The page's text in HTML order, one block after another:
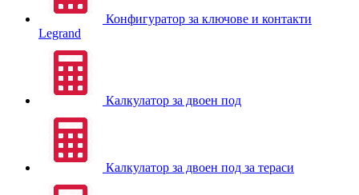
Конфигуратор за ключове и контакти
Legrand
Калкулатор за двоен под
Калкулатор за двоен под за тераси